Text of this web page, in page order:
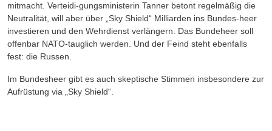
mitmacht. Verteidi-gungsministerin Tanner betont regelmäßig die
Neutralität, will aber über „Sky Shield“ Milliarden ins Bundes-heer
investieren und den Wehrdienst verlängern. Das Bundeheer soll
offenbar NATO-tauglich werden. Und der Feind steht ebenfalls
fest: die Russen.
Im Bundesheer gibt es auch skeptische Stimmen insbesondere zur
Aufrüstung via „Sky Shield“.